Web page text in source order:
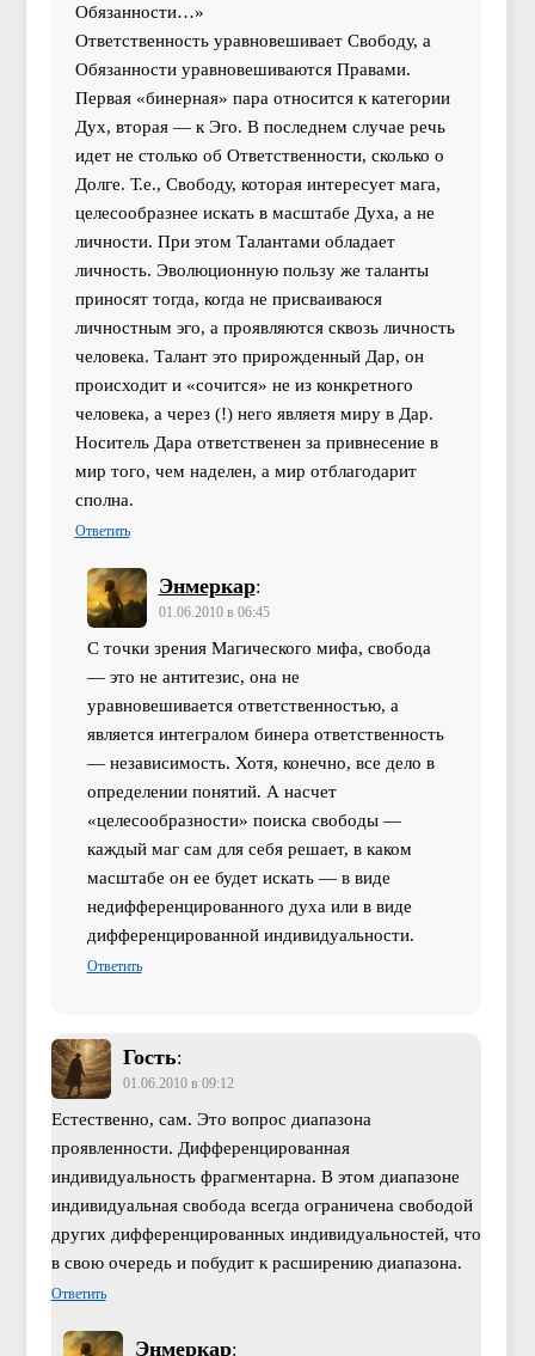
Обязанности…»
Ответственность уравновешивает Свободу, а
Обязанности уравновешиваются Правами.
Первая «бинерная» пара относится к категории
Дух, вторая — к Эго. В последнем случае речь
идет не столько об Ответственности, сколько о
Долге. Т.е., Свободу, которая интересует мага,
целесообразнее искать в масштабе Духа, а не
личности. При этом Талантами обладает
личность. Эволюционную пользу же таланты
приносят тогда, когда не присваиваюся
личностным эго, а проявляются сквозь личность
человека. Талант это прирожденный Дар, он
происходит и «сочится» не из конкретного
человека, а через (!) него являетя миру в Дар.
Носитель Дара ответственен за привнесение в
мир того, чем наделен, а мир отблагодарит
сполна.
Ответить
Энмеркар:
01.06.2010 в 06:45
С точки зрения Магического мифа, свобода
— это не антитезис, она не
уравновешивается ответственностью, а
является интегралом бинера ответственность
— независимость. Хотя, конечно, все дело в
определении понятий. А насчет
«целесообразности» поиска свободы —
каждый маг сам для себя решает, в каком
масштабе он ее будет искать — в виде
недифференцированного духа или в виде
дифференцированной индивидуальности.
Ответить
Гость:
01.06.2010 в 09:12
Естественно, сам. Это вопрос диапазона
проявленности. Дифференцированная
индивидуальность фрагментарна. В этом диапазоне
индивидуальная свобода всегда ограничена свободой
других дифференцированных индивидуальностей, что
в свою очередь и побудит к расширению диапазона.
Ответить
Энмеркар: